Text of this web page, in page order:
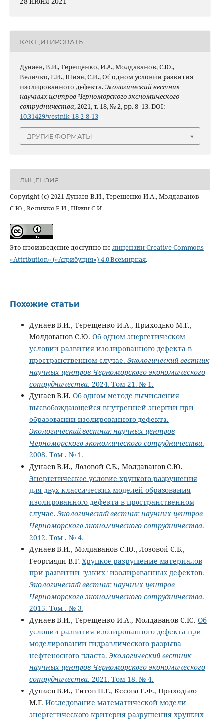
КАК ЦИТИРОВАТЬ
Дунаев, В.И., Терещенко, И.А., Молдаванов, С.Ю.,
Величко, Е.И., Шиян, С.И., Об одном условии развития
изолированного дефекта.Экологический вестник
научных центров Черноморского экономического
сотрудничества, 2021, т. 18, № 2, pp. 8–13. DOI:
10.31429/vestnik-18-2-8-13
ДРУГИЕ ФОРМАТЫ
ЛИЦЕНЗИЯ
Copyright (c) 2021 Дунаев В.И., Терещенко И.А., Молдаванов
С.Ю., Величко Е.И., Шиян С.И.
Это произведение доступно по лицензии Creative Commons
«Attribution» («Атрибуция») 4.0 Всемирная.
Похожие статьи
Дунаев В.И., Терещенко И.А., Приходько М.Г.,
Молдованов С.Ю. Об одном энергетическом
условии развития изолированного дефекта в
пространственном случае. Экологический вестник
научных центров Черноморского экономического
сотрудничества. 2024. Том 21. № 1.
Дунаев В.И. Об одном методе вычисления
высвобождающейся внутренней энергии при
образовании изолированного дефекта.
Экологический вестник научных центров
Черноморского экономического сотрудничества.
2008. Том . № 1.
Дунаев В.И., Лозовой С.Б., Молдаванов С.Ю.
Энергетическое условие хрупкого разрушения
для двух классических моделей образования
изолированного дефекта в пространственном
случае. Экологический вестник научных центров
Черноморского экономического сотрудничества.
2012. Том . № 4.
Дунаев В.И., Молдаванов С.Ю., Лозовой С.Б.,
Георгияди В.Г. Хрупкое разрушение материалов
при развитии "узких" изолированных дефектов.
Экологический вестник научных центров
Черноморского экономического сотрудничества.
2015. Том . № 3.
Дунаев В.И., Терещенко И.А., Молдаванов С.Ю. Об
условии развития изолированного дефекта при
моделировании гидравлического разрыва
нефтеносного пласта. Экологический вестник
научных центров Черноморского экономического
сотрудничества. 2021. Том 18. № 4.
Дунаев В.И., Титов Н.Г., Кесова Е.Ф., Приходько
М.Г. Исследование математической модели
энергетического критерия разрушения хрупких